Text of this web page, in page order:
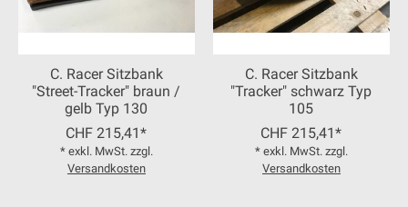
C. Racer Sitzbank
"Street-Tracker" braun /
gelb Typ 130
CHF 215,41*
* exkl. MwSt. zzgl.
Versandkosten
C. Racer Sitzbank
"Tracker" schwarz Typ
105
CHF 215,41*
* exkl. MwSt. zzgl.
Versandkosten